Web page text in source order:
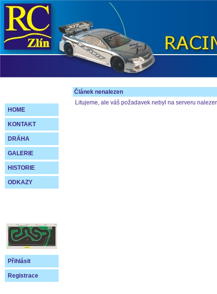
HOME
KONTAKT
DRÁHA
GALERIE
HISTORIE
ODKAZY
Přihlásit
Registrace
Článek nenalezen
Litujeme, ale váš požadavek nebyl na serveru